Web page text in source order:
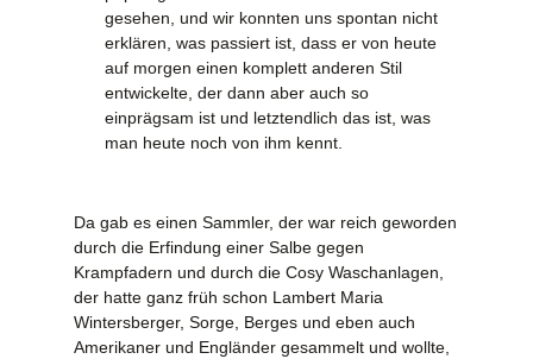
gesehen, und wir konnten uns spontan nicht
erklären, was passiert ist, dass er von heute
auf morgen einen komplett anderen Stil
entwickelte, der dann aber auch so
einprägsam ist und letztendlich das ist, was
man heute noch von ihm kennt.
Da gab es einen Sammler, der war reich geworden
durch die Erfindung einer Salbe gegen
Krampfadern und durch die Cosy Waschanlagen,
der hatte ganz früh schon Lambert Maria
Wintersberger, Sorge, Berges und eben auch
Amerikaner und Engländer gesammelt und wollte,